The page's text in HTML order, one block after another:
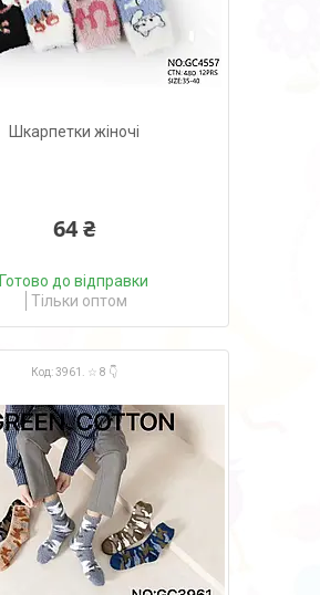
Шкарпетки жіночі
64 ₴
Готово до відправки
Тільки оптом
3961. ☆ 8 👇